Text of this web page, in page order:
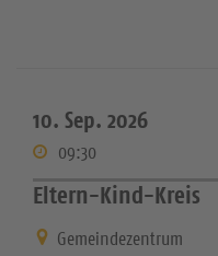
10. Sep. 2026
09:30
Eltern-Kind-Kreis
Gemeindezentrum